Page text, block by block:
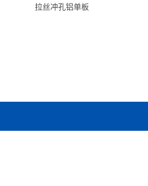
拉丝冲孔铝单板